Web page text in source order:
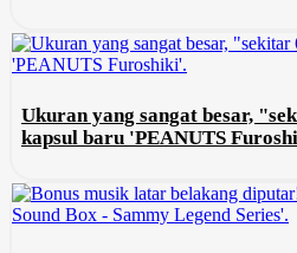
Ukuran yang sangat besar,
kapsul baru 'PEANUTS